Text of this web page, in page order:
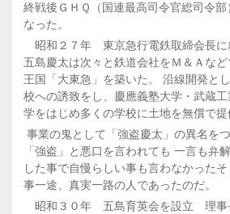
終戦後ＧＨＱ（国連最高司令官総司令
なった。
昭和２７年 東京急行電鉄取締会長に
五島慶太は次々と鉄道会社をＭ＆Ａな
王国「大東急」を築いた。 沿線開発と
校への誘致をし、慶應義塾大学・武蔵
学をはじめ多くの学校に土地を無償で提
事業の鬼として「強盗慶太」の異名を
「強盗」と悪口を言われても 一言も弁
した事で自慢らしい事も言わなかった
事一途、真実一路の人であったのだ。
昭和３０年 五島育英会を設立 理事